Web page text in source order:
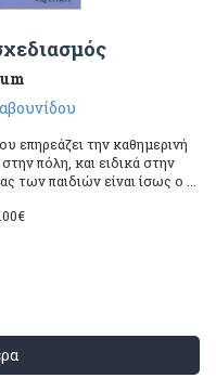
επηρεάζει την καθημερινή
πόλη, και ειδικά στην
των παιδιών είναι ίσως ο ...
€